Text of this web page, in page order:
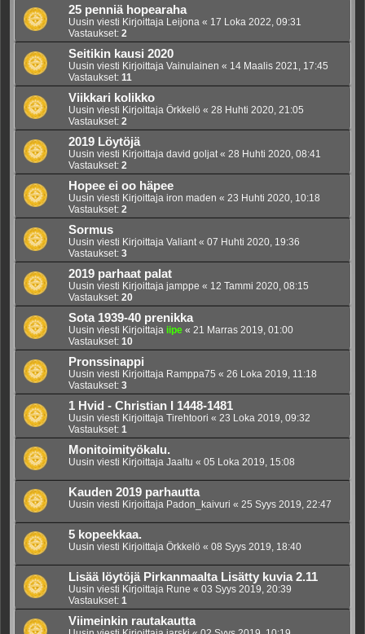
25 penniä hopearaha
Uusin viesti Kirjoittaja Leijona « 17 Loka 2022, 09:31
Vastaukset: 2
Seitikin kausi 2020
Uusin viesti Kirjoittaja Vainulainen « 14 Maalis 2021, 17:45
Vastaukset: 11
Viikkari kolikko
Uusin viesti Kirjoittaja Örkkelö « 28 Huhti 2020, 21:05
Vastaukset: 2
2019 Löytöjä
Uusin viesti Kirjoittaja david goljat « 28 Huhti 2020, 08:41
Vastaukset: 2
Hopee ei oo häpee
Uusin viesti Kirjoittaja iron maden « 23 Huhti 2020, 10:18
Vastaukset: 2
Sormus
Uusin viesti Kirjoittaja Valiant « 07 Huhti 2020, 19:36
Vastaukset: 3
2019 parhaat palat
Uusin viesti Kirjoittaja jamppe « 12 Tammi 2020, 08:15
Vastaukset: 20
Sota 1939-40 prenikka
Uusin viesti Kirjoittaja iipe « 21 Marras 2019, 01:00
Vastaukset: 10
Pronssinappi
Uusin viesti Kirjoittaja Ramppa75 « 26 Loka 2019, 11:18
Vastaukset: 3
1 Hvid - Christian I 1448-1481
Uusin viesti Kirjoittaja Tirehtoori « 23 Loka 2019, 09:32
Vastaukset: 1
Monitoimityökalu.
Uusin viesti Kirjoittaja Jaaltu « 05 Loka 2019, 15:08
Kauden 2019 parhautta
Uusin viesti Kirjoittaja Padon_kaivuri « 25 Syys 2019, 22:47
5 kopeekkaa.
Uusin viesti Kirjoittaja Örkkelö « 08 Syys 2019, 18:40
Lisää löytöjä Pirkanmaalta Lisätty kuvia 2.11
Uusin viesti Kirjoittaja Rune « 03 Syys 2019, 20:39
Vastaukset: 1
Viimeinkin rautakautta